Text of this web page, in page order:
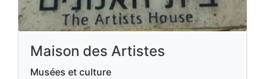
Maison des Artistes
Musées et culture